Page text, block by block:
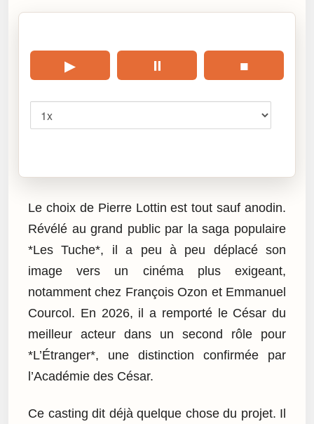
▶ ⏸ ■
Le choix de Pierre Lottin est tout sauf anodin.
Révélé au grand public par la saga populaire
*Les Tuche*, il a peu à peu déplacé son
image vers un cinéma plus exigeant,
notamment chez François Ozon et Emmanuel
Courcol. En 2026, il a remporté le César du
meilleur acteur dans un second rôle pour
*L’Étranger*, une distinction confirmée par
l’Académie des César.
Ce casting dit déjà quelque chose du projet. Il